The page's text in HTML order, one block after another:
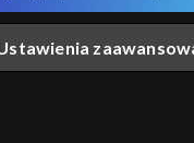
Orszak
Dobre
odc. 43 –
zbierane podczas
serwisów
informacje zapisywane za